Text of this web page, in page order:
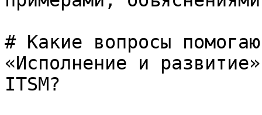
# Какие вопросы
«Исполнение и
ITSM?